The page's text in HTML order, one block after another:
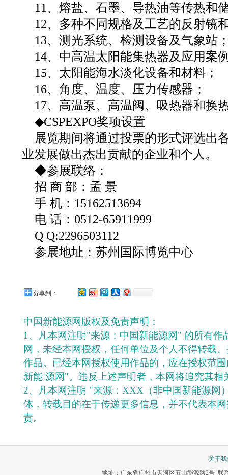
11、熔盐、石墨、导热油等传热和
12、多种不同规格及工艺的反射镜
13、测光系统、检测设备及气象站
14、中高温太阳能集热器及应用案
15、太阳能海水淡化设备和材料；
16、角度、温度、压力传感器；
17、高温泵、高温阀、吸热器和换
◆CSPEXPO奖项设置
展览期间将通过投票的形式评选出
业发展做出杰出贡献的企业和个人。
◆参展联络：
招 商 部：孟 景
手 机：15162513694
电 话：0512-65911999
Q Q:2296503112
参展地址：苏州国际博览中心
分享到：
中国新能源网版权及免责声明：
1、凡本网注明"来源：中国新能源网" 的所有作
网，未经本网授权，任何单位及个人不得转载
作品。已经本网授权使用作品的，应在授权范
新能 源网"。违反上述声明者，本网将追究其相
2、凡本网注明 "来源：XXX（非中国新能源网
体，转载目的在于传递更多信息，并不代表本
责。
关于
地址：广东省广州市天河区五山能源路2号 联